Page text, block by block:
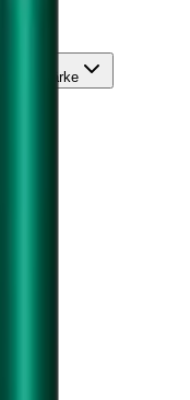
Märke